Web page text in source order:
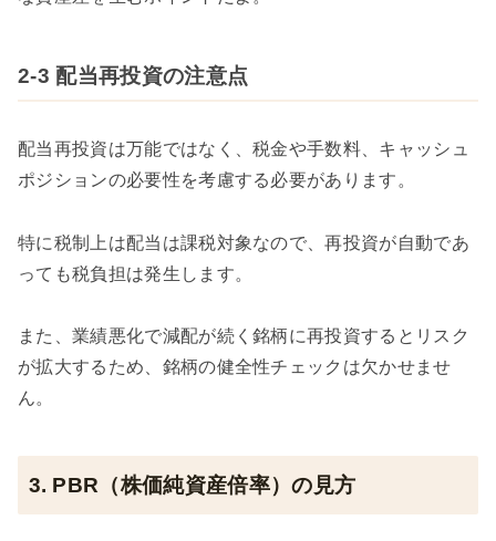
2-3 配当再投資の注意点
配当再投資は万能ではなく、税金や手数料、キャッシュ
ポジションの必要性を考慮する必要があります。
特に税制上は配当は課税対象なので、再投資が自動であ
っても税負担は発生します。
また、業績悪化で減配が続く銘柄に再投資するとリスク
が拡大するため、銘柄の健全性チェックは欠かせませ
ん。
3. PBR（株価純資産倍率）の見方